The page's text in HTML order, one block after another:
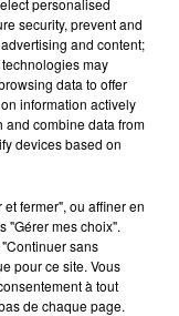
FLO RIDA
Whistle
personalised
security, prevent and
and content;
may
data to offer
information actively
and combine data from
devices based on
fermer", ou affiner en
"Gérer mes choix".
sans
pour ce site. Vous
à tout
de chaque page.